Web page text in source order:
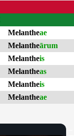
Melantheae
Melantheārum
Melantheis
Melantheas
Melantheis
Melantheae